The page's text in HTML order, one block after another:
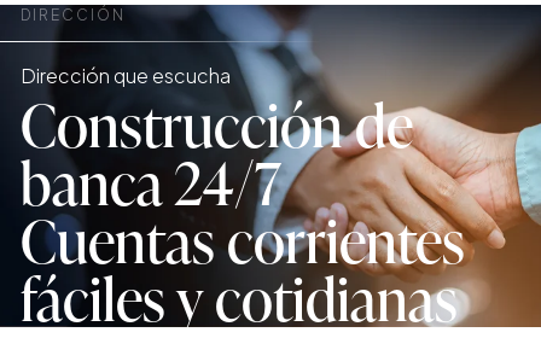
DIRECCIÓN
Dirección que escucha
Construcción de
banca 24/7
Cuentas corrientes
fáciles y cotidianas